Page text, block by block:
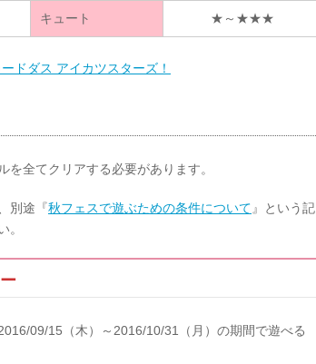
キュート ★～★★★
ドダス アイカツスターズ！
全てクリアする必要があります。
別途『秋フェスで遊ぶための条件について 』という記
。
09/15（木）～2016/10/31（月）の期間で遊べる